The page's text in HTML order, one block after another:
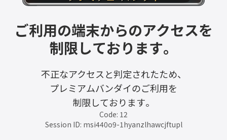
ご利用の端末からのアクセスを
制限しております。
不正なアクセスと判定されたため、
プレミアムバンダイのご利用を
制限しております。
Code: 12
Session ID: msi440o9-1hyanzlhawcjftupl